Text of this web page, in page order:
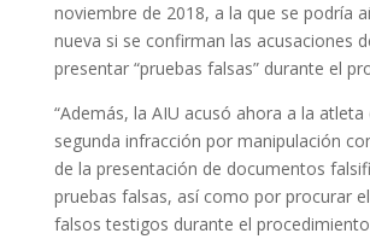
noviembre de 2018, a la que se podría
nueva si se confirman las acusaciones
presentar “pruebas falsas” durante el
“Además, la AIU acusó ahora a la atleta
segunda infracción por manipulación
de la presentación de documentos
pruebas falsas, así como por procurar
falsos testigos durante el